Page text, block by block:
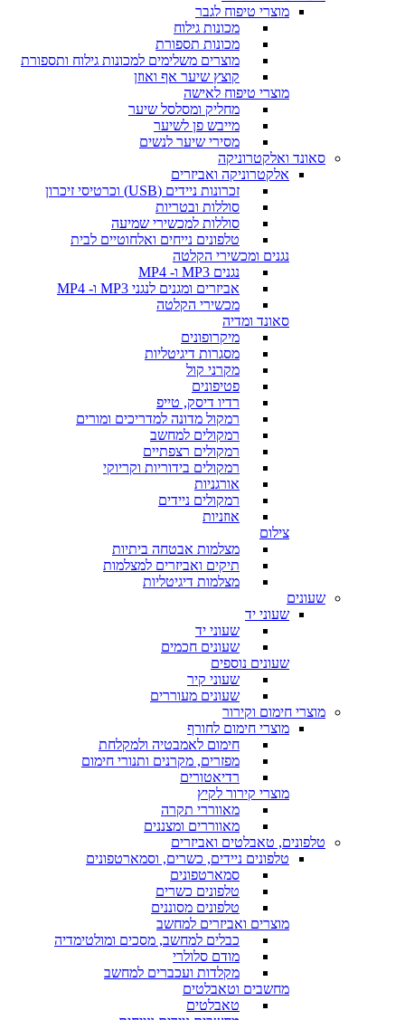
מוצרי טיפוח לגבר
מכונות גילוח
מכונות תספורת
מוצרים משלימים למכונות גילוח ותספורת
קוצץ שיער אף ואוזן
מוצרי טיפוח לאישה
מחליק ומסלסל שיער
מייבש פן לשיער
מסירי שיער לנשים
סאונד ואלקטרוניקה
אלקטרוניקה ואביזרים
זכרונות ניידים (USB) וכרטיסי זיכרון
סוללות ובטריות
סוללות למכשירי שמיעה
טלפונים נייחים ואלחוטיים לבית
נגנים ומכשירי הקלטה
נגנים MP3 ו- MP4
אביזרים ומגנים לנגני MP3 ו- MP4
מכשירי הקלטה
סאונד ומדיה
מיקרופונים
מסגרות דיגיטליות
מקרני קול
פטיפונים
רדיו דיסק, טייפ
רמקול מדונה למדריכים ומורים
רמקולים למחשב
רמקולים רצפתיים
רמקולים בידוריות וקריוקי
אורגניות
רמקולים ניידים
אוזניות
צילום
מצלמות אבטחה ביתיות
תיקים ואביזרים למצלמות
מצלמות דיגיטליות
שעונים
שעוני יד
שעוני יד
שעונים חכמים
שעונים נוספים
שעוני קיר
שעונים מעוררים
מוצרי חימום וקירור
מוצרי חימום לחורף
חימום לאמבטיה ולמקלחת
מפזרים, מקרנים ותנורי חימום
רדיאטורים
מוצרי קירור לקיץ
מאווררי תקרה
מאווררים ומצננים
טלפונים, טאבלטים ואביזרים
טלפונים ניידים, כשרים, וסמארטפונים
סמארטפונים
טלפונים כשרים
טלפונים מסוננים
מוצרים ואביזרים למחשב
כבלים למחשב, מסכים ומולטימדיה
מודם סלולרי
מקלדות ועכברים למחשב
מחשבים וטאבלטים
טאבלטים